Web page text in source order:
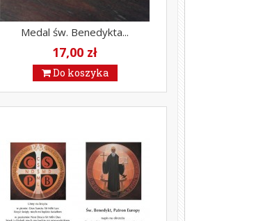
Medal św. Benedykta...
17,00 zł
Do koszyka